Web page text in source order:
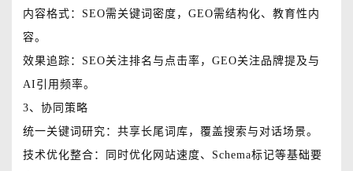
内容格式：SEO需关键词密度，GEO需结构化、教育性内
容。
效果追踪：SEO关注排名与点击率，GEO关注品牌提及与
AI引用频率。
3、协同策略
统一关键词研究：共享长尾词库，覆盖搜索与对话场景。
技术优化整合：同时优化网站速度、Schema标记等基础要